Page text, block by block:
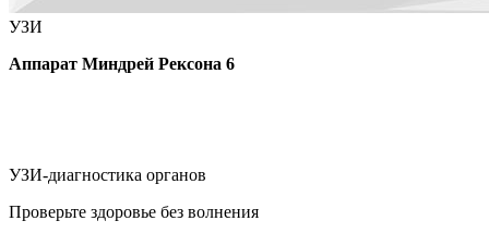
УЗИ
Аппарат Миндрей Рексона 6
УЗИ-диагностика органов
Проверьте здоровье без волнения